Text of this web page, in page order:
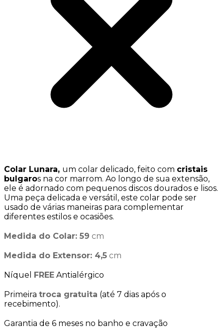
Colar Lunara, um colar delicado, feito com cristais
bulgaros na cor marrom. Ao longo de sua extensão,
ele é adornado com pequenos discos dourados e lisos.
Uma peça delicada e versátil, este colar pode ser
usado de várias maneiras para complementar
diferentes estilos e ocasiões.
Medida do Colar: 59 cm
Medida do Extensor: 4,5 cm
Níquel FREE Antialérgico
Primeira troca gratuita (até 7 dias após o
recebimento).
Garantia de 6 meses no banho e cravação